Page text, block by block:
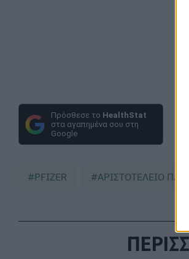
Πρόσθεσε το HealthStat
στα αγαπημένα σου στη
Google
PFIZER ΑΡΙΣΤΟΤΕΛΕΙΟ